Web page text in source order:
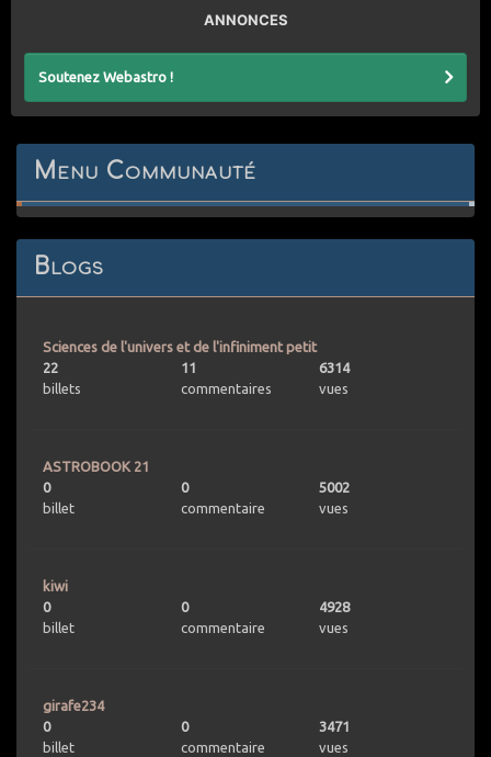
ANNONCES
Soutenez Webastro !
Menu Communauté
Blogs
Sciences de l'univers et de l'infiniment petit
22
billets
11
commentaires
6314
vues
ASTROBOOK 21
0
billet
0
commentaire
5002
vues
kiwi
0
billet
0
commentaire
4928
vues
girafe234
0
billet
0
commentaire
3471
vues